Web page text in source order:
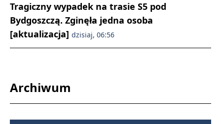
Tragiczny wypadek na trasie S5 pod
Bydgoszczą. Zginęła jedna osoba
[aktualizacja] dzisiaj, 06:56
Archiwum